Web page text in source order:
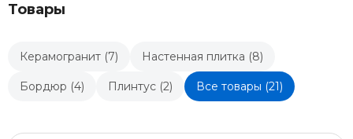
Товары
Керамогранит (7) Настенная плитка (8)
Бордюр (4) Плинтус (2) Все товары (21)